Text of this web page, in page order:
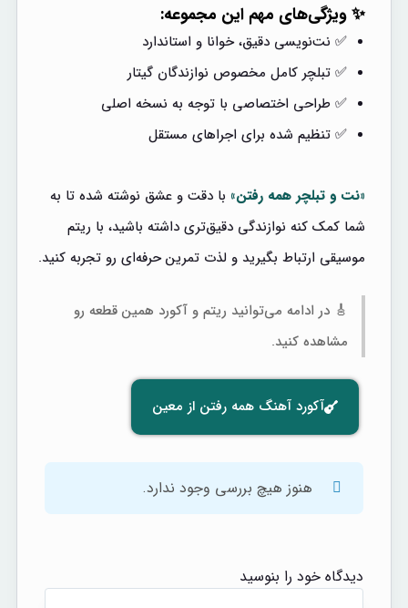
✨ ویژگی‌های مهم این مجموعه:
✅ نت‌نویسی دقیق، خوانا و استاندارد
✅ تبلچر کامل مخصوص نوازندگان گیتار
✅ طراحی اختصاصی با توجه به نسخه اصلی
✅ تنظیم شده برای اجراهای مستقل
«نت و تبلچر همه رفتن» با دقت و عشق نوشته شده تا به
شما کمک کنه نوازندگی دقیق‌تری داشته باشید، با ریتم
موسیقی ارتباط بگیرید و لذت تمرین حرفه‌ای رو تجربه کنید.
🎸 در ادامه می‌توانید ریتم و آکورد همین قطعه رو
مشاهده کنید.
آکورد آهنگ همه رفتن از معین
هنوز هیچ بررسی وجود ندارد.
دیدگاه خود را بنوسید